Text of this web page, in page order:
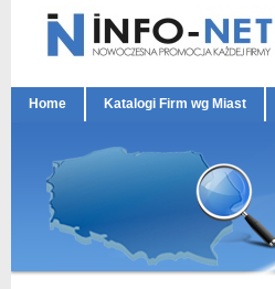
Home Katalogi Firm wg Miast